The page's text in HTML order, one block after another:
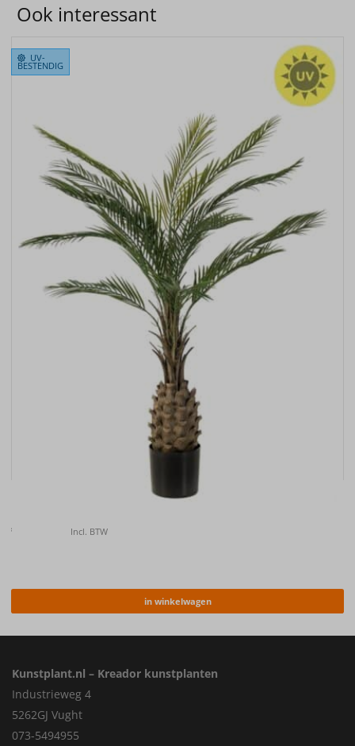
Ook interessant
Kunstplant Palm UV 150cm
€ Incl. BTW
in winkelwagen
UV-
BESTENDIG
Kunstplant.nl – Kreador kunstplanten
Industrieweg 4
5262GJ Vught
073-5494955